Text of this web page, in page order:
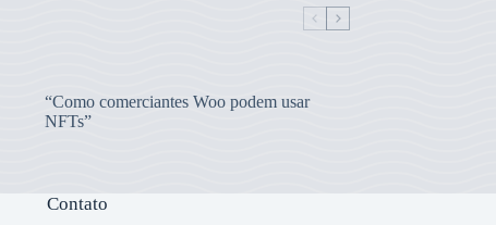
“Como comerciantes Woo podem usar
NFTs”
Contato